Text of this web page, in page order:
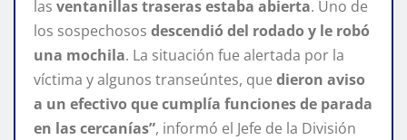
las ventanillas traseras estaba abierta. Uno de
los sospechosos descendió del rodado y le robó
una mochila. La situación fue alertada por la
víctima y algunos transeúntes, que dieron aviso
a un efectivo que cumplía funciones de parada
en las cercanías”, informó el Jefe de la División